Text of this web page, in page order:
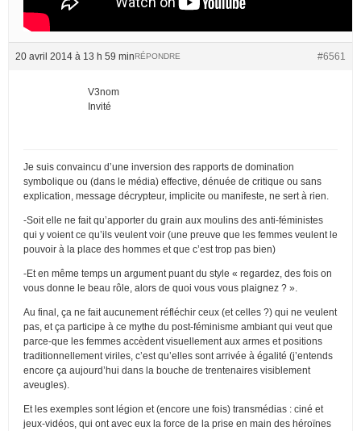
20 avril 2014 à 13 h 59 min #6561
RÉPONDRE
V3nom
Invité
Je suis convaincu d’une inversion des rapports de domination
symbolique ou (dans le média) effective, dénuée de critique ou sans
explication, message décrypteur, implicite ou manifeste, ne sert à rien.
-Soit elle ne fait qu’apporter du grain aux moulins des anti-féministes
qui y voient ce qu’ils veulent voir (une preuve que les femmes veulent le
pouvoir à la place des hommes et que c’est trop pas bien)
-Et en même temps un argument puant du style « regardez, des fois on
vous donne le beau rôle, alors de quoi vous vous plaignez ? ».
Au final, ça ne fait aucunement réfléchir ceux (et celles ?) qui ne veulent
pas, et ça participe à ce mythe du post-féminisme ambiant qui veut que
parce-que les femmes accèdent visuellement aux armes et positions
traditionnellement viriles, c’est qu’elles sont arrivée à égalité (j’entends
encore ça aujourd’hui dans la bouche de trentenaires visiblement
aveugles).
Et les exemples sont légion et (encore une fois) transmédias : ciné et
jeux-vidéos, qui ont avec eux la force de la prise en main des héroïnes